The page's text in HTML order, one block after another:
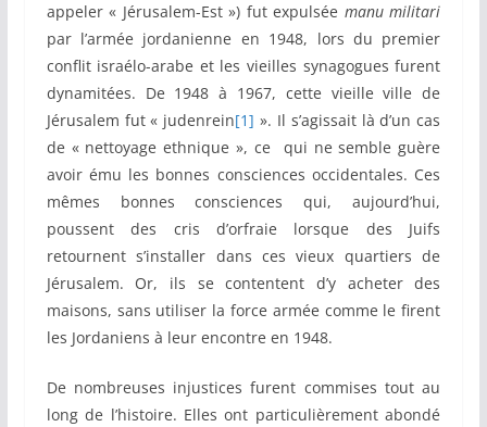
appeler « Jérusalem-Est ») fut expulsée manu militari
par l’armée jordanienne en 1948, lors du premier
conflit israélo-arabe et les vieilles synagogues furent
dynamitées. De 1948 à 1967, cette vieille ville de
Jérusalem fut « judenrein[1] ». Il s’agissait là d’un cas
de « nettoyage ethnique », ce qui ne semble guère
avoir ému les bonnes consciences occidentales. Ces
mêmes bonnes consciences qui, aujourd’hui,
poussent des cris d’orfraie lorsque des Juifs
retournent s’installer dans ces vieux quartiers de
Jérusalem. Or, ils se contentent d’y acheter des
maisons, sans utiliser la force armée comme le firent
les Jordaniens à leur encontre en 1948.
De nombreuses injustices furent commises tout au
long de l’histoire. Elles ont particulièrement abondé